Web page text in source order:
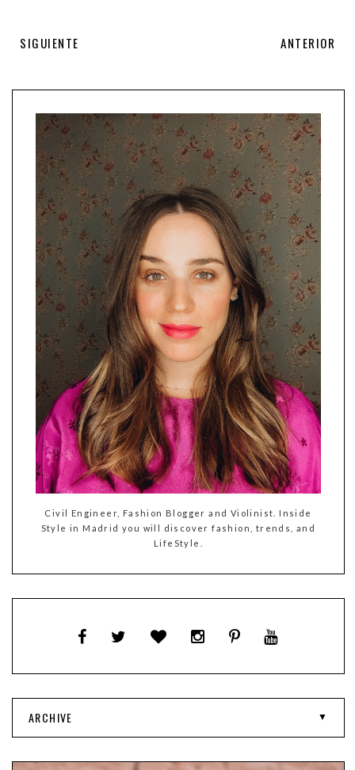
SIGUIENTE ANTERIOR
Civil Engineer, Fashion Blogger and Violinist. Inside
Style in Madrid you will discover fashion, trends, and
LifeStyle.
ARCHIVE